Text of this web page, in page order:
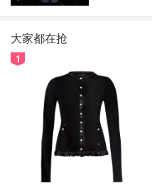
大家都在抢
1